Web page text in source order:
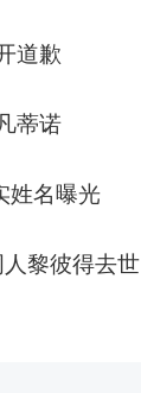
道歉
蒂诺
姓名曝光
人黎彼得去世